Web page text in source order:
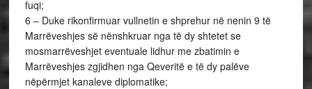
fuqi;
6 – Duke rikonfirmuar vullnetin e shprehur në nenin 9 të
Marrëveshjes së nënshkruar nga të dy shtetet se
mosmarrëveshjet eventuale lidhur me zbatimin e
Marrëveshjes zgjidhen nga Qeveritë e të dy palëve
nëpërmjet kanaleve diplomatike;